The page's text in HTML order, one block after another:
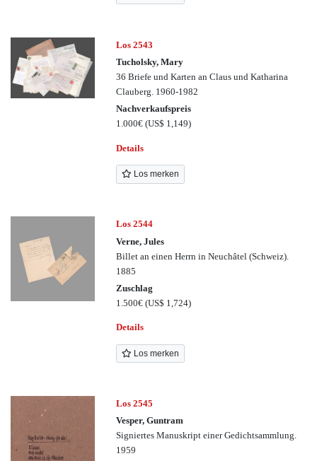
Los 2543
Tucholsky, Mary
36 Briefe und Karten an Claus und Katharina
Clauberg. 1960-1982
Nachverkaufspreis
1.000€(US$ 1,149)
Details
Los merken
Los 2544
Verne, Jules
Billet an einen Herrn in Neuchâtel (Schweiz).
1885
Zuschlag
1.500€(US$ 1,724)
Details
Los merken
Los 2545
Vesper, Guntram
Signiertes Manuskript einer Gedichtsammlung.
1959